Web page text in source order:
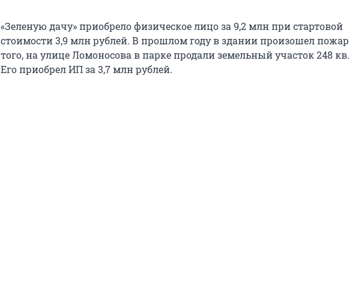
«Зеленую дачу» приобрело физическое лицо за 9,2 млн при стартовой
стоимости 3,9 млн рублей. В прошлом году в здании произошел
того, на улице Ломоносова в парке продали земельный участок 248
Его приобрел ИП за 3,7 млн рублей.